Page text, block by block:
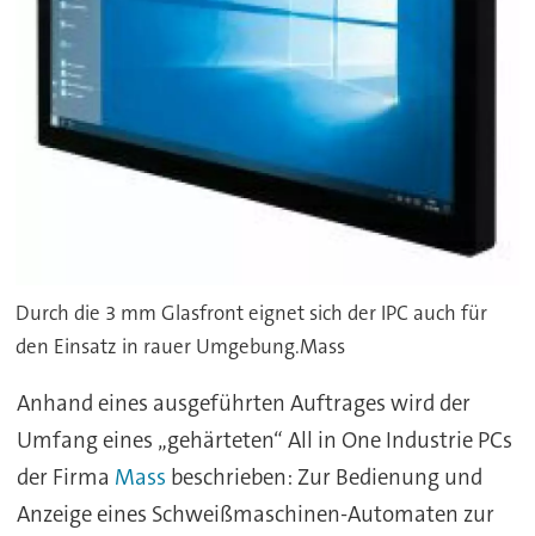
Durch die 3 mm Glasfront eignet sich der IPC auch für
den Einsatz in rauer Umgebung.Mass
Anhand eines ausgeführten Auftrages wird der
Umfang eines „gehärteten“ All in One Industrie PCs
der Firma Mass beschrieben: Zur Bedienung und
Anzeige eines Schweißmaschinen-Automaten zur